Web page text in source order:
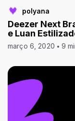
polyana
Deezer Next
e Luan
março 6, 2020 9